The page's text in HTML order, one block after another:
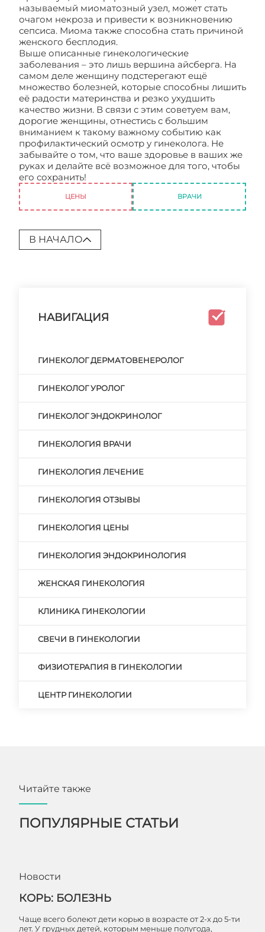
называемый миоматозный узел, может стать
очагом некроза и привести к возникновению
сепсиса. Миома также способна стать причиной
женского бесплодия.
Выше описанные гинекологические
заболевания – это лишь вершина айсберга. На
самом деле женщину подстерегают ещё
множество болезней, которые способны лишить
её радости материнства и резко ухудшить
качество жизни. В связи с этим советуем вам,
дорогие женщины, отнестись с большим
вниманием к такому важному событию как
профилактический осмотр у гинеколога. Не
забывайте о том, что ваше здоровье в ваших же
руках и делайте всё возможное для того, чтобы
его сохранить!
ЦЕНЫ ВРАЧИ
В НАЧАЛО
НАВИГАЦИЯ
ГИНЕКОЛОГ ДЕРМАТОВЕНЕРОЛОГ
ГИНЕКОЛОГ УРОЛОГ
ГИНЕКОЛОГ ЭНДОКРИНОЛОГ
ГИНЕКОЛОГИЯ ВРАЧИ
ГИНЕКОЛОГИЯ ЛЕЧЕНИЕ
ГИНЕКОЛОГИЯ ОТЗЫВЫ
ГИНЕКОЛОГИЯ ЦЕНЫ
ГИНЕКОЛОГИЯ ЭНДОКРИНОЛОГИЯ
ЖЕНСКАЯ ГИНЕКОЛОГИЯ
КЛИНИКА ГИНЕКОЛОГИИ
СВЕЧИ В ГИНЕКОЛОГИИ
ФИЗИОТЕРАПИЯ В ГИНЕКОЛОГИИ
ЦЕНТР ГИНЕКОЛОГИИ
Читайте также
ПОПУЛЯРНЫЕ СТАТЬИ
Новости
КОРЬ: БОЛЕЗНЬ
Чаще всего болеют дети корью в возрасте от 2-х до 5-ти
лет. У грудных детей, которым меньше полугода,